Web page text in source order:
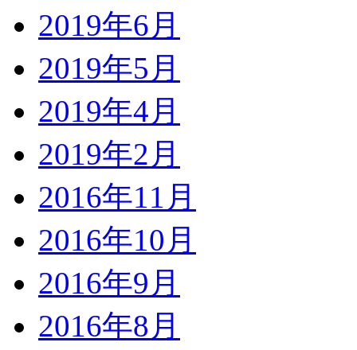
2019年6月
2019年5月
2019年4月
2019年2月
2016年11月
2016年10月
2016年9月
2016年8月